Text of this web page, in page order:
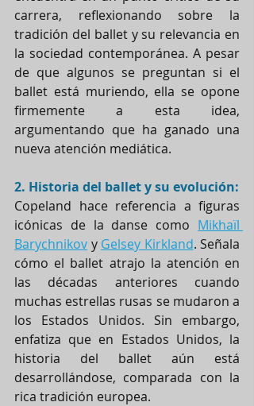
carrera, reflexionando sobre la
tradición del ballet y su relevancia en
la sociedad contemporánea. A pesar
de que algunos se preguntan si el
ballet está muriendo, ella se opone
firmemente a esta idea,
argumentando que ha ganado una
nueva atención mediática.
2. Historia del ballet y su evolución:
Copeland hace referencia a figuras
icónicas de la danse como Mikhaïl
Barychnikov y Gelsey Kirkland. Señala
cómo el ballet atrajo la atención en
las décadas anteriores cuando
muchas estrellas rusas se mudaron a
los Estados Unidos. Sin embargo,
enfatiza que en Estados Unidos, la
historia del ballet aún está
desarrollándose, comparada con la
rica tradición europea.